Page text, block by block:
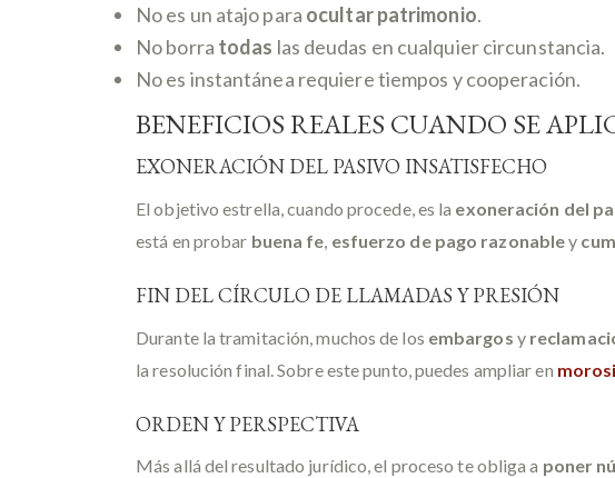
No es un atajo para ocultar patrimonio.
No borra todas las deudas en cualquier circunstancia.
No es instantánea requiere tiempos y cooperación.
BENEFICIOS REALES CUANDO SE
EXONERACIÓN DEL PASIVO INSATISFECHO
El objetivo estrella, cuando procede, es la exoneración del
está en probar buena fe esfuerzo de pago razonabley
FIN DEL CÍRCULO DE LLAMADAS Y PRESIÓN
Durante la tramitación, muchos de los embargos y
la resolución final. Sobre este punto, puedes ampliar en
ORDEN Y PERSPECTIVA
Más allá del resultado jurídico, el proceso te obliga a poner